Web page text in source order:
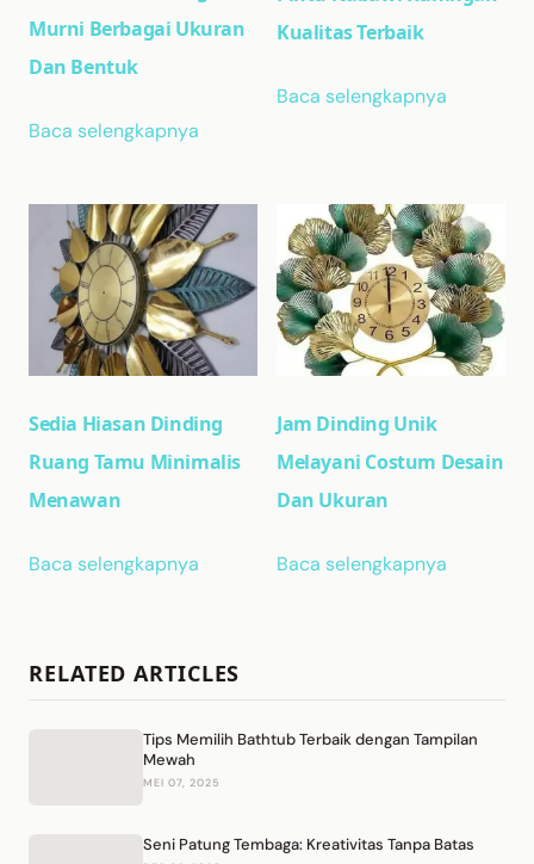
Murni Berbagai Ukuran
Dan Bentuk
Baca selengkapnya
Kualitas Terbaik
Baca selengkapnya
Sedia Hiasan Dinding
Ruang Tamu Minimalis
Menawan
Baca selengkapnya
Jam Dinding Unik
Melayani Costum Desain
Dan Ukuran
Baca selengkapnya
RELATED ARTICLES
Tips Memilih Bathtub Terbaik dengan Tampilan
Mewah
MEI 07, 2025
Seni Patung Tembaga: Kreativitas Tanpa Batas